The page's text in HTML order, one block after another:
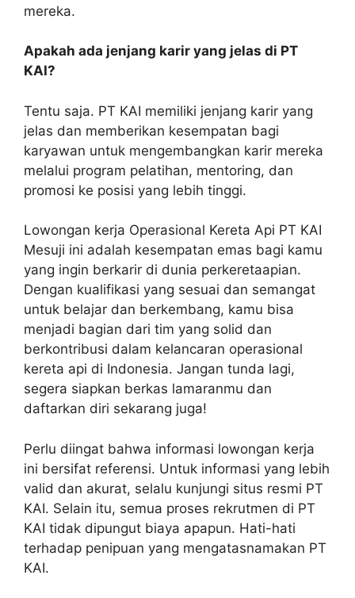
mereka.
Apakah ada jenjang karir yang jelas di PT
KAI?
Tentu saja. PT KAI memiliki jenjang karir yang
jelas dan memberikan kesempatan bagi
karyawan untuk mengembangkan karir mereka
melalui program pelatihan, mentoring, dan
promosi ke posisi yang lebih tinggi.
Lowongan kerja Operasional Kereta Api PT KAI
Mesuji ini adalah kesempatan emas bagi kamu
yang ingin berkarir di dunia perkeretaapian.
Dengan kualifikasi yang sesuai dan semangat
untuk belajar dan berkembang, kamu bisa
menjadi bagian dari tim yang solid dan
berkontribusi dalam kelancaran operasional
kereta api di Indonesia. Jangan tunda lagi,
segera siapkan berkas lamaranmu dan
daftarkan diri sekarang juga!
Perlu diingat bahwa informasi lowongan kerja
ini bersifat referensi. Untuk informasi yang lebih
valid dan akurat, selalu kunjungi situs resmi PT
KAI. Selain itu, semua proses rekrutmen di PT
KAI tidak dipungut biaya apapun. Hati-hati
terhadap penipuan yang mengatasnamakan PT
KAI.